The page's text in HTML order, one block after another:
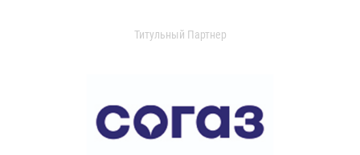
Титульный Партнер